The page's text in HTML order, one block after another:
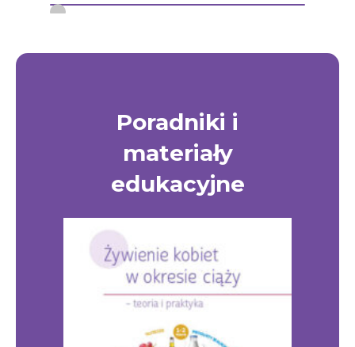
Poradniki i
materiały
edukacyjne